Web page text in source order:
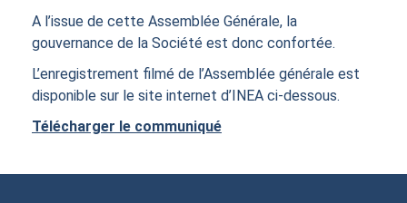
A l’issue de cette Assemblée Générale, la
gouvernance de la Société est donc confortée.
L’enregistrement filmé de l’Assemblée générale est
disponible sur le site internet d’INEA ci-dessous.
Télécharger le communiqué